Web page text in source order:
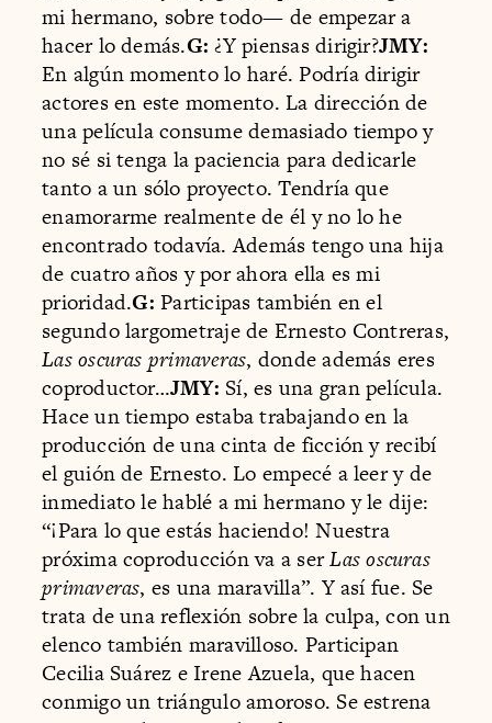
mi hermano, sobre todo— de empezar a
hacer lo demás.G: ¿Y piensas dirigir?JMY:
En algún momento lo haré. Podría dirigir
actores en este momento. La dirección de
una película consume demasiado tiempo y
no sé si tenga la paciencia para dedicarle
tanto a un sólo proyecto. Tendría que
enamorarme realmente de él y no lo he
encontrado todavía. Además tengo una hija
de cuatro años y por ahora ella es mi
prioridad.G: Participas también en el
segundo largometraje de Ernesto Contreras,
Las oscuras primaveras, donde además eres
coproductor…JMY: Sí, es una gran película.
Hace un tiempo estaba trabajando en la
producción de una cinta de ficción y recibí
el guión de Ernesto. Lo empecé a leer y de
inmediato le hablé a mi hermano y le dije:
“¡Para lo que estás haciendo! Nuestra
próxima coproducción va a serLas oscuras
primaveras, es una maravilla”. Y así fue. Se
trata de una reflexión sobre la culpa, con un
elenco también maravilloso. Participan
Cecilia Suárez e Irene Azuela, que hacen
conmigo un triángulo amoroso. Se estrena